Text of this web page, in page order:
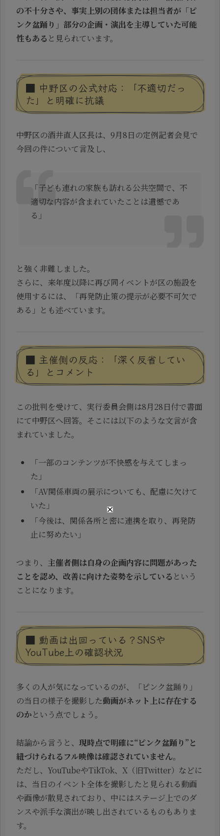
の不十分さや、事実上別の団体または担当者が「ピ
ンク盆踊り」部分の企画・演出を主導していた可能
性もある と見られています。
■ 中野区の公式対応：「不適切だっ
た」と明確に抗議
中野区の酒井直人区長は、9月8日の定例記者会見で
今回の件について言及し、
「子ども連れの家族も訪れる公共空間で、不
適切な内容が含まれていたことは遺憾であ
る」
と強く非難しました。
さらに、来年度以降に再び同イベントが区の施設を
使用するには、「再発防止策の提示が必要不可欠で
ある」とも述べています。
■ 主催側の反応：「深く反省してい
る」とコメント
この批判を受けて、実行委員会側は8月28日付で書面
にて中野区へ回答。そこには以下のような文言が含
まれていました。
「一部のコンテンツが不快感を与えてしまっ
た」
「AV関係車両の展示についても、配慮に欠けて
いた」
「今後は、関係各所と密に連携を取り、再発防
止に努めたい」
つまり、 主催者側は自身の企画内容に問題があった
ことを認め、改善に向けた姿勢を示している という
ことになります。
■ 動画は出回っている？SNSや
YouTube上の確認状況
多くの人が気になっているのが、「ピンク盆踊り」
の当日の様子を撮影した動画がネット上に存在する
のかという点でしょう。
結論から言うと、 現時点で明確に“ピンク盆踊り”と
紐づけられるフル映像は確認されていません。
ただし、YouTubeやTikTok、X（旧Twitter）などに
は、当日のイベント全体を撮影したと見られる動画
や画像が散見されており、中にはステージ上でのダ
ンスや派手な演出が映し出されているものもありま
す。